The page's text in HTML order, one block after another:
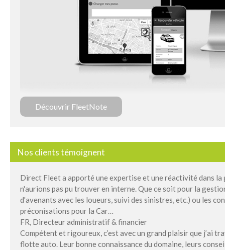
Découvrir FleetNote
Nos clients témoignent
Direct Fleet a apporté une expertise et une réactivité dans
n'aurions pas pu trouver en interne. Que ce soit pour la
d'avenants avec les loueurs, suivi des sinistres, etc.) ou les
préconisations pour la Car…
FR, Directeur administratif & financier
Compétent et rigoureux, c’est avec un grand plaisir que j’ai
flotte auto. Leur bonne connaissance du domaine, leurs